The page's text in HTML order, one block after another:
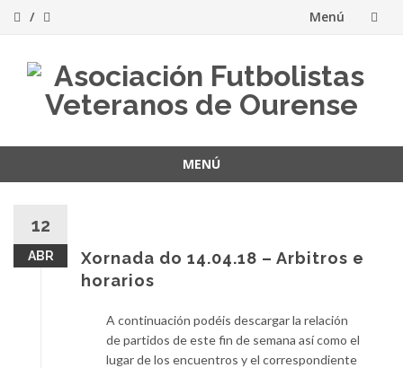
Menú
contenido
MENÚ
contenido
12
ABR
Xornada do 14.04.18 – Arbitros e
horarios
A continuación podéis descargar la relación
de partidos de este fin de semana así como el
lugar de los encuentros y el correspondiente